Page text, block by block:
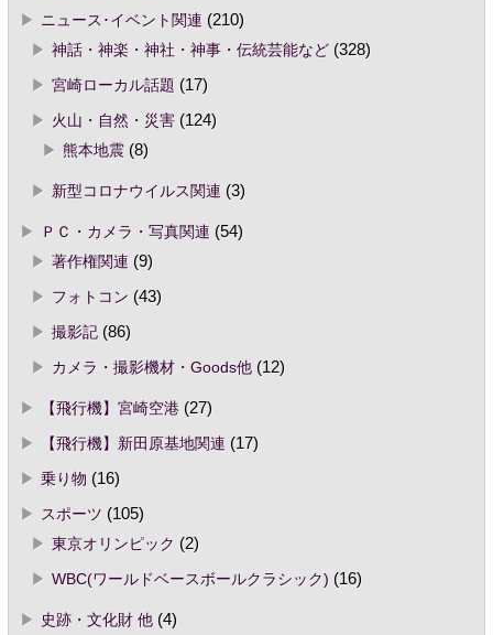
ニュース･イベント関連 (210)
神話・神楽・神社・神事・伝統芸能など(328)
宮崎ローカル話題 (17)
火山・自然・災害(124)
熊本地震(8)
新型コロナウイルス関連 (3)
ＰＣ・カメラ・写真関連 (54)
著作権関連 (9)
フォトコン (43)
撮影記(86)
カメラ・撮影機材・Goods他(12)
【飛行機】宮崎空港(27)
【飛行機】新田原基地関連 (17)
乗り物 (16)
スポーツ (105)
東京オリンピック (2)
WBC(ワールドベースボールクラシック) (16)
史跡・文化財 他(4)